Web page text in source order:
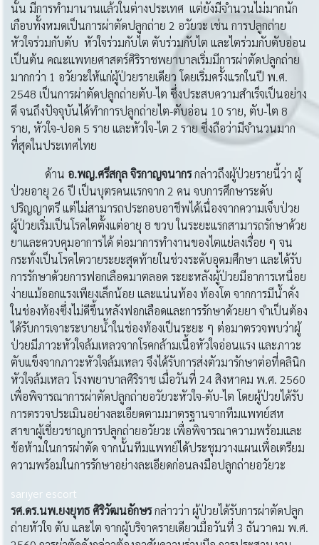
นั้น มีการทำมานานแล้วในต่างประเทศ แต่ยังมีจำนวนไม่มากนัก
เกือบทั้งหมดเป็นการผ่าตัดปลูกถ่าย 2 อวัยวะ เช่น การปลูกถ่าย
หัวใจร่วมกับตับ หัวใจร่วมกับไต ตับร่วมกับไต และไตร่วมกับตับอ่อน
เป็นต้น คณะแพทยศาสตร์ศิริราชพยาบาลเริ่มมีการผ่าตัดปลูกถ่าย
มากกว่า 1 อวัยวะให้แก่ผู้ป่วยรายเดียว โดยเริ่มครั้งแรกในปี พ.ศ.
2548 เป็นการผ่าตัดปลูกถ่ายตับ-ไต ซึ่งประสบความสำเร็จเป็นอย่าง
ดี จนถึงปัจจุบันได้ทำการปลูกถ่ายไต-ตับอ่อน 10 ราย, ตับ-ไต 8
ราย, หัวใจ-ปอด 5 ราย และหัวใจ-ไต 2 ราย ซึ่งถือว่ามีจำนวนมาก
ที่สุดในประเทศไทย
ด้าน อ.พญ.ศรีสกุล จิรกาญจนากรกล่าวถึงผู้ป่วยรายนี้ว่า ผู้
ป่วยอายุ 26 ปี เป็นบุตรคนแรกจาก 2 คน จบการศึกษาระดับ
ปริญญาตรี แต่ไม่สามารถประกอบอาชีพได้เนื่องจากความเจ็บป่วย
ผู้ป่วยเริ่มเป็นโรคไตตั้งแต่อายุ 8 ขวบ ในระยะแรกสามารถรักษาด้วย
ยาและควบคุมอาการได้ ต่อมาการทำงานของไตแย่ลงเรื่อย ๆ จน
กระทั่งเป็นโรคไตวายระยะสุดท้ายในช่วงระดับอุดมศึกษา และได้รับ
การรักษาด้วยการฟอกเลือดมาตลอด ระยะหลังผู้ป่วยมีอาการเหนื่อย
ง่ายแม้ออกแรงเพียงเล็กน้อย และแน่นท้อง ท้องโต จากการมีน้ำคั่ง
ในช่องท้องซึ่งไม่ดีขึ้นหลังฟอกเลือดและการรักษาด้วยยา จำเป็นต้อง
ได้รับการเจาะระบายน้ำในช่องท้องเป็นระยะ ๆ ต่อมาตรวจพบว่าผู้
ป่วยมีภาวะหัวใจล้มเหลวจากโรคกล้ามเนื้อหัวใจอ่อนแรง และภาวะ
ตับแข็งจากภาวะหัวใจล้มเหลว จึงได้รับการส่งตัวมารักษาต่อที่คลินิก
หัวใจล้มเหลว โรงพยาบาลศิริราช เมื่อวันที่ 24 สิงหาคม พ.ศ. 2560
เพื่อพิจารณาการผ่าตัดปลูกถ่ายอวัยวะหัวใจ-ตับ-ไต โดยผู้ป่วยได้รับ
การตรวจประเมินอย่างละเอียดตามมาตรฐานจากทีมแพทย์สห
สาขาผู้เชี่ยวชาญการปลูกถ่ายอวัยวะ เพื่อพิจารณาความพร้อมและ
ข้อห้ามในการผ่าตัด จากนั้นทีมแพทย์ได้ประชุมวางแผนเพื่อเตรียม
ความพร้อมในการรักษาอย่างละเอียดก่อนลงมือปลูกถ่ายอวัยวะ
sarıyer escort
รศ.ดร.นพ.ยงยุทธ ศิริวัฒนอักษรกล่าวว่า ผู้ป่วยได้รับการผ่าตัดปลูก
ถ่ายหัวใจ ตับ และไต จากผู้บริจาครายเดียวเมื่อวันที่ 3 ธันวาคม พ.ศ.